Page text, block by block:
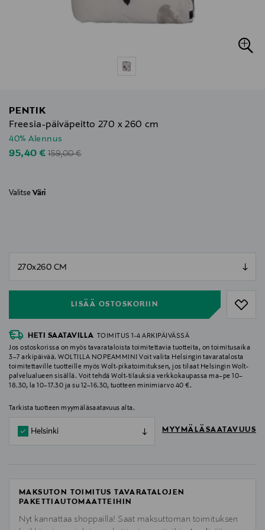
PENTIK
Freesia-päiväpeitto 270 x 260 cm
40% Alennus
Discounted Price
95,40 €Original Price
159,00 €
Valitse Väri
LISÄÄ OSTOSKORIIN
HETI SAATAVILLA
TOIMITUS 1-4 ARKIPÄIVÄSSÄ
Jos ostoskorissa on myös tavarataloista toimitettavia tuotteita, on toimitusaika
3–7 arkipäivää. WOLTILLA NOPEAMMIN! Voit valita Helsingin tavaratalosta
toimitettaville tuotteille myös Wolt-pikatoimituksen, jos tilaat Helsingin Wolt-
palvelualueen sisällä. Voit tehdä Wolt-tilauksia verkkokaupassa ma–pe 10–
18.30, la 10–17.30 ja su 12–16.30, tuotteen minimiarvo 40 €.
Tarkista tuotteen myymäläsaatavuus alta.
Helsinki MYYMÄLÄSAATAVUUS
MAKSUTON TOIMITUS TAVARATALOJEN
PAKETTIAUTOMAATTEIHIN
Nyt kannattaa shoppailla! Saat maksuttoman toimituksen